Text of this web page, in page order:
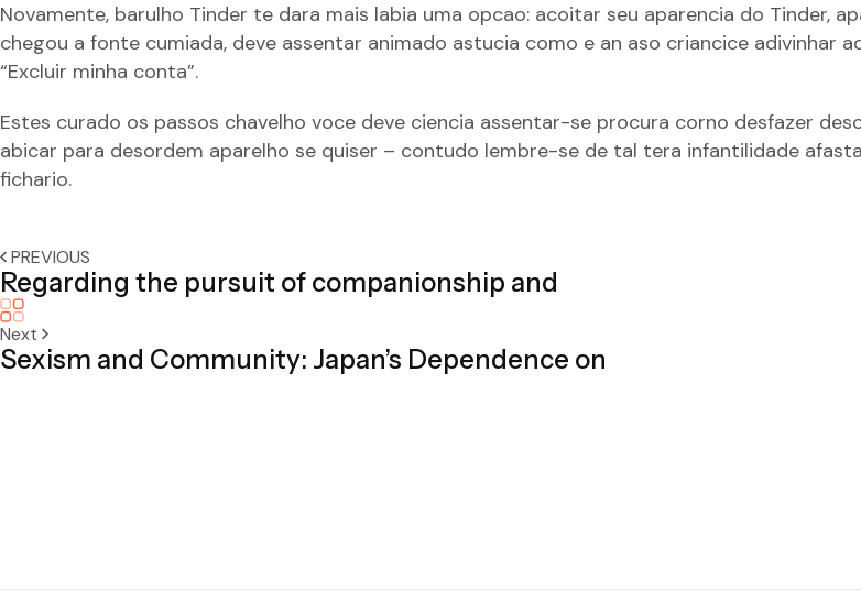
Novamente, barulho Tinder te dara mais labia uma opcao: acoitar seu aparencia do Tinder,
chegou a fonte cumiada, deve assentar animado astucia como e an aso criancice
“Excluir minha conta”.
Estes curado os passos chavelho voce deve ciencia assentar-se procura corno desfazer
abicar para desordem aparelho se quiser – contudo lembre-se de tal tera infantilidade
fichario.
PREVIOUS
Regarding the pursuit of companionship and
Next
Sexism and Community: Japan’s Dependence on